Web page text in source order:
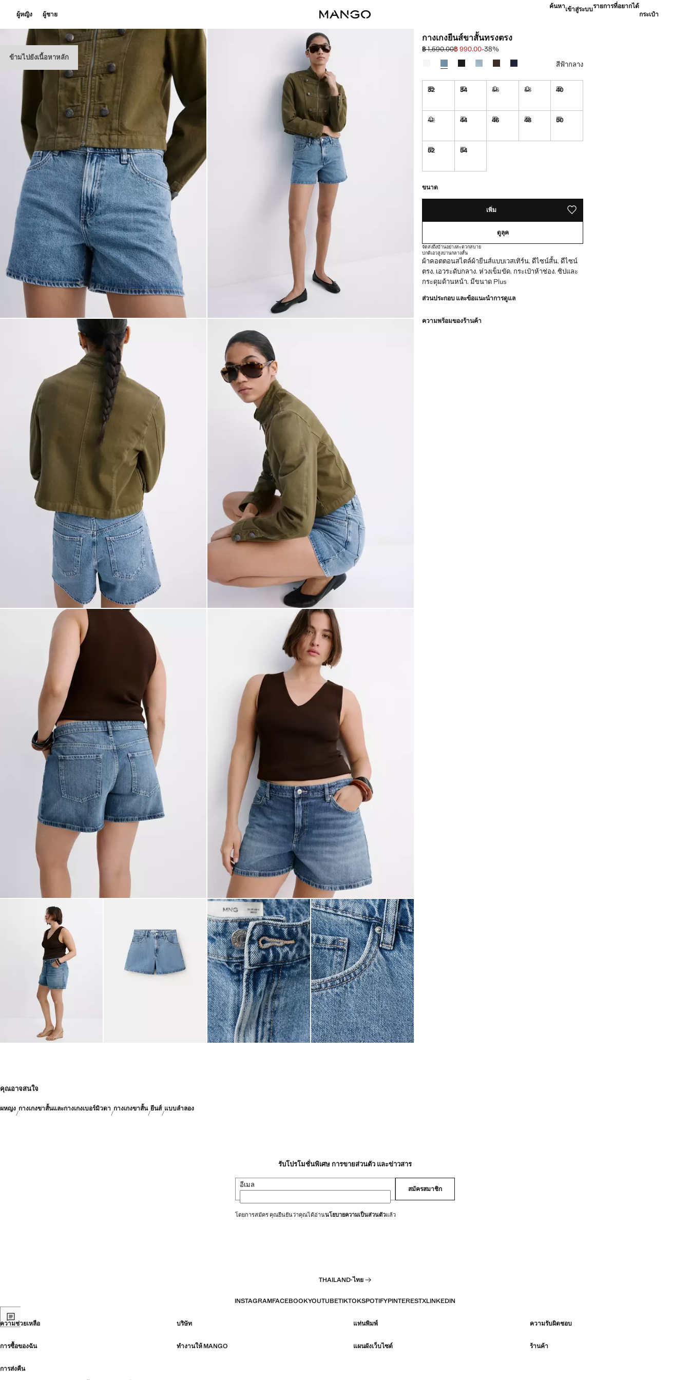
ข้ามไปยังเนื้อหาหลัก
ผู้หญิง ผู้ชาย
ค้นหาเข้าสู่ระบบรายการที่อยากได้
กระเป๋า
กางเกงยีนส์ขาสั้นทรงตรง
ลดราคาเริ่มต้น [฿ 1,590.00 ]
฿ 1,590.00
ราคาปัจจุบัน [฿ 990.00 ]
฿ 990.00-38%
สีฟ้ากลาง
32 34 36 38 40
42 44 46 48 50
52 54
ขนาด
เพิ่ม บันทึกลงในรายการโปรดของคุณแล้ว
ดูลุค
จัดส่งถึงบ้านอย่างสะดวกสบาย
ปกติเอวสูงปานกลางสั้น
ผ้าคอตตอนสไตล์ผ้ายีนส์แบบเวสเทิร์น. ดีไซน์สั้น. ดีไซน์
ตรง. เอวระดับกลาง. ห่วงเข็มขัด. กระเป๋าห้าช่อง. ซิปและ
กระดุมด้านหน้า. มีขนาด Plus
ส่วนประกอบ และข้อแนะนำการดูแล
ความพร้อมของร้านค้า
คุณอาจสนใจ
ผหญง กางเกงขาสั้นและกางเกงเบอร์มิวดา กางเกงขาสั้น ยีนส์ แบบลำลอง
รับโปรโมชั่นพิเศษ การขายส่วนตัว และข่าวสาร
อีเมล สมัครสมาชิก
โดยการสมัคร คุณยืนยันว่าคุณได้อ่านนโยบายความเป็นส่วนตัวแล้ว
THAILAND·ไทย
INSTAGRAMFACEBOOKYOUTUBETIKTOKSPOTIFYPINTERESTXLINKEDIN
ความช่วยเหลือ บริษัท แท่นพิมพ์ ความรับผิดชอบ
การซื้อของฉัน ทำงานให้ MANGO แผนผังเว็บไซต์ ร้านค้า
การส่งคืน